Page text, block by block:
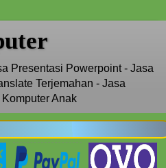
Presentasi Powerpoint - Jasa
Terjemahan - Jasa
Anak